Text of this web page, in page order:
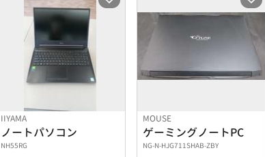
IIYAMA
ノートパソコン
NH55RG
MOUSE
ゲーミングノートPC
NG-N-HJG711SHAB-ZBY